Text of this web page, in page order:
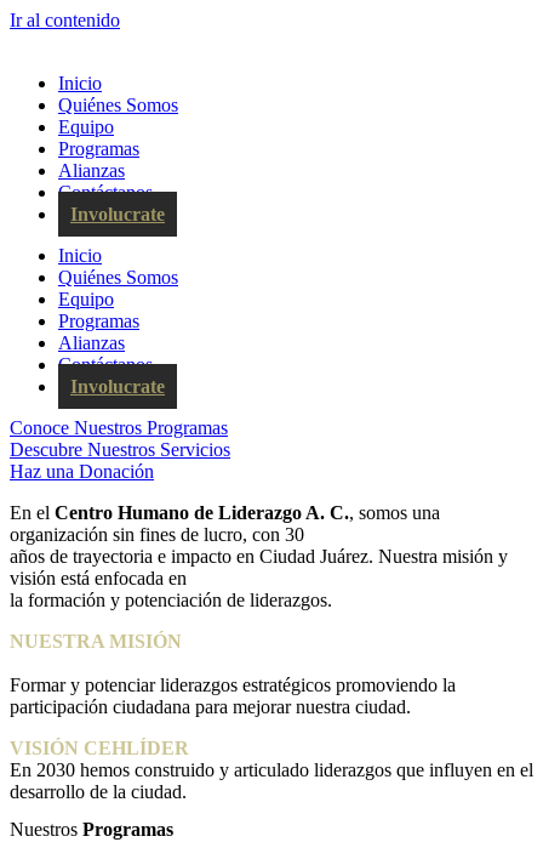
Ir al contenido
Inicio
Quiénes Somos
Equipo
Programas
Alianzas
Contáctanos
Involucrate
Inicio
Quiénes Somos
Equipo
Programas
Alianzas
Contáctanos
Involucrate
Conoce Nuestros Programas
Descubre Nuestros Servicios
Haz una Donación
En el Centro Humano de Liderazgo A. C., somos una
organización sin fines de lucro, con 30
años de trayectoria e impacto en Ciudad Juárez. Nuestra misión y
visión está enfocada en
la formación y potenciación de liderazgos.
NUESTRA MISIÓN
Formar y potenciar liderazgos estratégicos promoviendo la
participación ciudadana para mejorar nuestra ciudad.
VISIÓN CEHLÍDER
En 2030 hemos construido y articulado liderazgos que influyen en el
desarrollo de la ciudad.
Nuestros Programas